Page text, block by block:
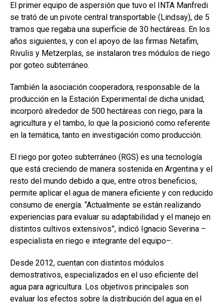
El primer equipo de aspersión que tuvo el INTA Manfredi
se trató de un pivote central transportable (Lindsay), de 5
tramos que regaba una superficie de 30 hectáreas. En los
años siguientes, y con el apoyo de las firmas Netafim,
Rivulis y Metzerplas, se instalaron tres módulos de riego
por goteo subterráneo.
También la asociación cooperadora, responsable de la
producción en la Estación Experimental de dicha unidad,
incorporó alrededor de 500 hectáreas con riego, para la
agricultura y el tambo, lo que la posicionó como referente
en la temática, tanto en investigación como producción.
El riego por goteo subterráneo (RGS) es una tecnología
que está creciendo de manera sostenida en Argentina y el
resto del mundo debido a que, entre otros beneficios,
permite aplicar el agua de manera eficiente y con reducido
consumo de energía. “Actualmente se están realizando
experiencias para evaluar su adaptabilidad y el manejo en
distintos cultivos extensivos”, indicó Ignacio Severina –
especialista en riego e integrante del equipo–.
Desde 2012, cuentan con distintos módulos
demostrativos, especializados en el uso eficiente del
agua para agricultura. Los objetivos principales son
evaluar los efectos sobre la distribución del agua en el